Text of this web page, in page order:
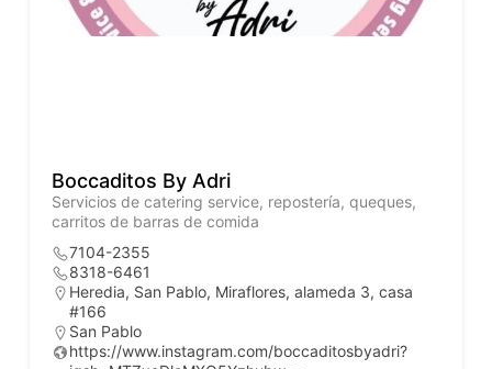
Boccaditos By Adri
Servicios de catering service, repostería, queques,
carritos de barras de comida
7104-2355
8318-6461
Heredia, San Pablo, Miraflores, alameda 3, casa
#166
San Pablo
https://www.instagram.com/boccaditosbyadri?